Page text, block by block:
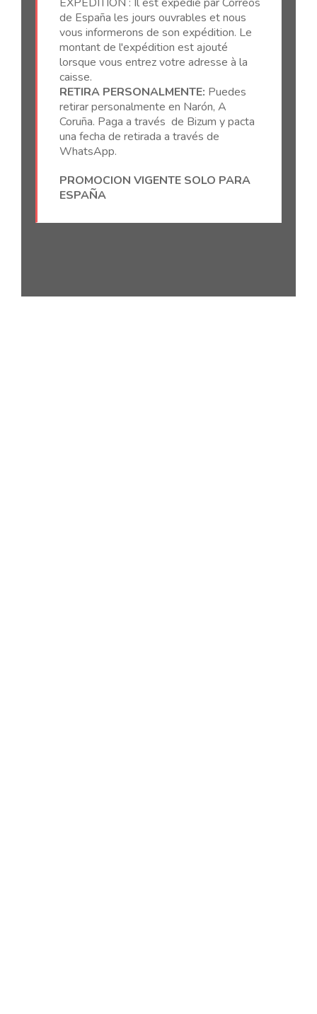
de España les jours ouvrables et nous
vous informerons de son expédition. Le
montant de l'expédition est ajouté
lorsque vous entrez votre adresse à la
caisse.
RETIRA PERSONALMENTE: Puedes
retirar personalmente en Narón, A
Coruña. Paga a través de Bizum y pacta
una fecha de retirada a través de
WhatsApp.
PROMOCION VIGENTE SOLO PARA
ESPAÑA